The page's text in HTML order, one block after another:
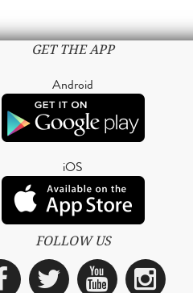
GET THE APP
Android
iOS
FOLLOW US
Facebook
Twitter